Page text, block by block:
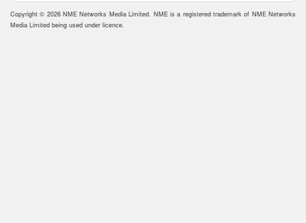
Copyright © 2026 NME Networks Media Limited. NME is a registered trademark of NME Networks
Media Limited being used under licence.